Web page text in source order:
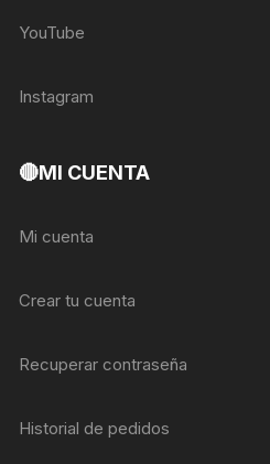
YouTube
Instagram
🔴MI CUENTA
Mi cuenta
Crear tu cuenta
Recuperar contraseña
Historial de pedidos